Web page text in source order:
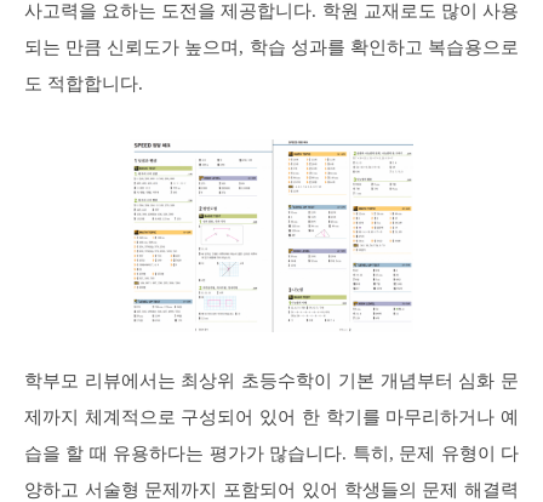
사고력을 요하는 도전을 제공합니다. 학원 교재로도 많이 사용
되는 만큼 신뢰도가 높으며, 학습 성과를 확인하고 복습용으로
도 적합합니다.
학부모 리뷰에서는 최상위 초등수학이 기본 개념부터 심화 문
제까지 체계적으로 구성되어 있어 한 학기를 마무리하거나 예
습을 할 때 유용하다는 평가가 많습니다. 특히, 문제 유형이 다
양하고 서술형 문제까지 포함되어 있어 학생들의 문제 해결력